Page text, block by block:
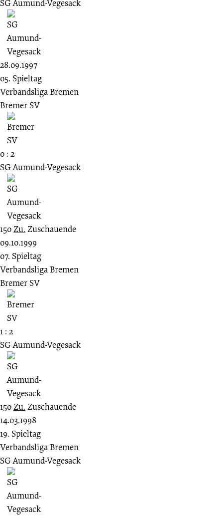
SG Aumund-Vegesack
28.09.1997
05. Spieltag
Verbandsliga Bremen
Bremer SV
0 : 2
SG Aumund-Vegesack
150Zu. Zuschauende
09.10.1999
07. Spieltag
Verbandsliga Bremen
Bremer SV
1 : 2
SG Aumund-Vegesack
150Zu. Zuschauende
14.03.1998
19. Spieltag
Verbandsliga Bremen
SG Aumund-Vegesack